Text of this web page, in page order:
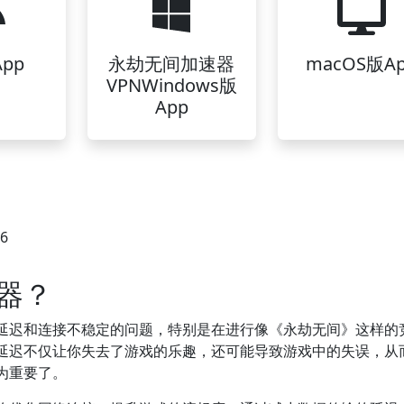
永劫无间加速器
VPNWindows版
App
macOS版
？
和连接不稳定的问题，特别是在进行像《永劫无间》这样的
不仅让你失去了游戏的乐趣，还可能导致游戏中的失误，从
要了。